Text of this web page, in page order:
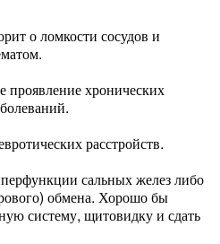
о ломкости сосудов и
проявление хронических
расстройств.
сальных желез либо
обмена. Хорошо бы
систему, щитовидку и сдать